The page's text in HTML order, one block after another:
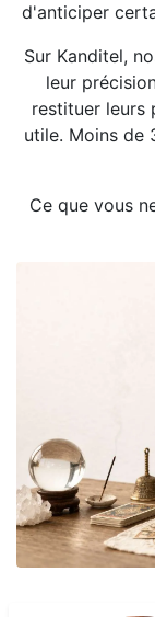
d'anticiper
Sur Kanditel,
leur
restituer leurs
utile. Moins de
Ce que vous